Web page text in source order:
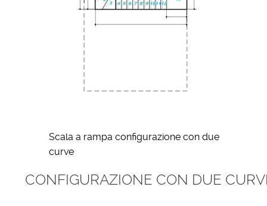
Scala a rampa configurazione con due
curve
CONFIGURAZIONE CON DUE